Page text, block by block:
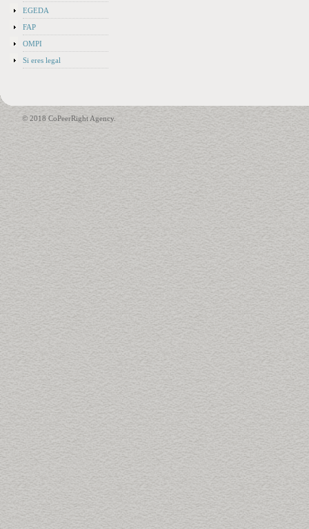
EGEDA
FAP
OMPI
Si eres legal
© 2018 CoPeerRight Agency.